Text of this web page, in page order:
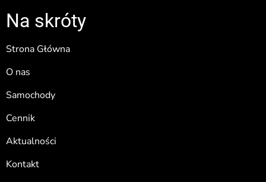
Na skróty
Strona Główna
O nas
Samochody
Cennik
Aktualności
Kontakt